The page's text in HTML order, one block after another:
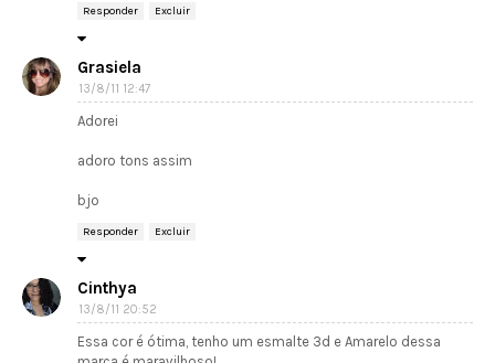
Responder Excluir
Grasiela
13/8/11 12:47
Adorei
adoro tons assim
bjo
Responder Excluir
Cinthya
13/8/11 20:52
Essa cor é ótima, tenho um esmalte 3d e Amarelo dessa